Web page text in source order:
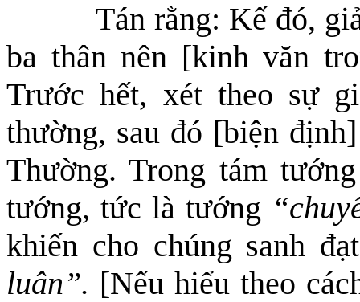
Tán rằng: Kế đó,
ba thân nên [kinh văn
Trước hết, xét theo sự
thường, sau đó [biện
Thường. Trong tám
tướng, tức là tướng
khiến cho chúng sanh
luân”. [Nếu hiểu theo